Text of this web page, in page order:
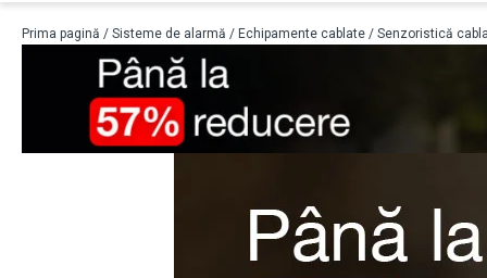
Prima pagină / Sisteme de alarmă / Echipamente cablate / Senzoristică